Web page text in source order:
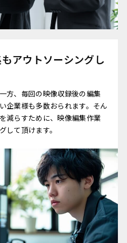
アウトソーシングし
方、毎回の映像収録後の編集
企業様も多数おられます。そん
減らすために、映像編集作業
して頂けます。